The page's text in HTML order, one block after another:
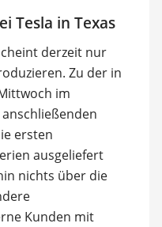
Tesla in Texas
derzeit nur
Zu der in
im
ersten
ausgeliefert
nichts über die
Kunden mit